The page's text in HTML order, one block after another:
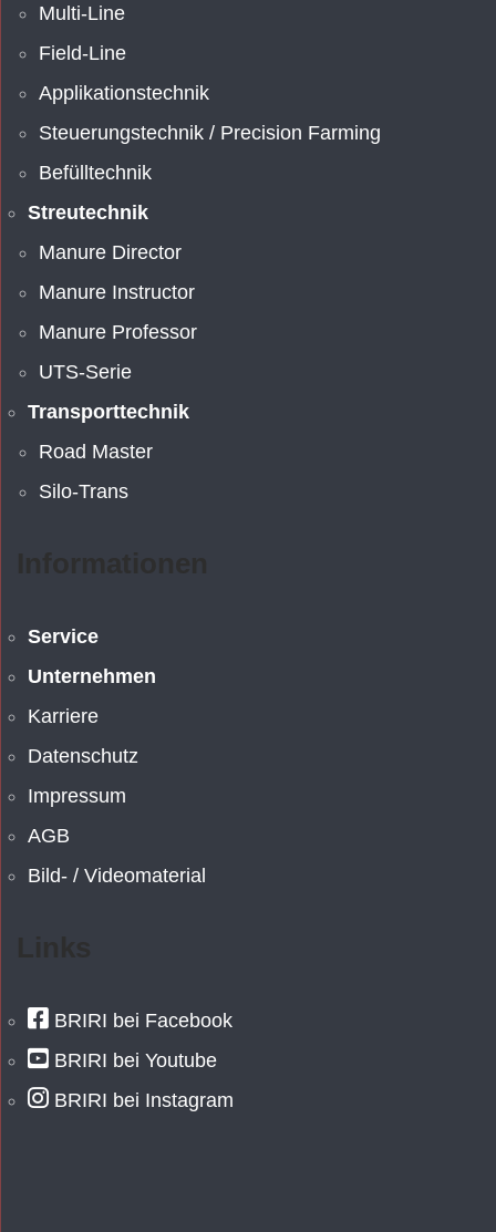
Multi-Line
Field-Line
Applikationstechnik
Steuerungstechnik / Precision Farming
Befülltechnik
Streutechnik
Manure Director
Manure Instructor
Manure Professor
UTS-Serie
Transporttechnik
Road Master
Silo-Trans
Service
Unternehmen
Karriere
Datenschutz
Impressum
AGB
Bild- / Videomaterial
BRIRI bei Facebook
BRIRI bei Youtube
BRIRI bei Instagram